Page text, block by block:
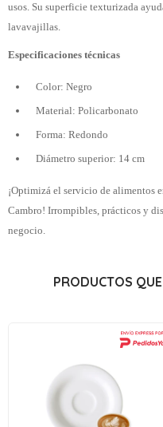
usos. Su superficie texturizada
lavavajillas.
Especificaciones técnicas
Color: Negro
Material: Policarbonato
Forma: Redondo
Diámetro superior: 14 cm
¡Optimizá el servicio de alimentos
Cambro! Irrompibles, prácticos y
negocio.
PRODUCTOS